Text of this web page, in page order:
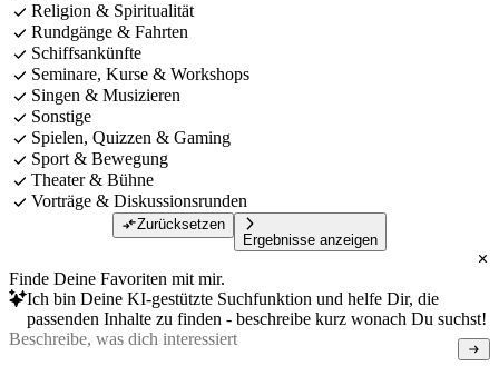
Religion & Spiritualität
Rundgänge & Fahrten
Schiffsankünfte
Seminare, Kurse & Workshops
Singen & Musizieren
Sonstige
Spielen, Quizzen & Gaming
Sport & Bewegung
Theater & Bühne
Vorträge & Diskussionsrunden
Zurücksetzen
Ergebnisse anzeigen
Finde Deine Favoriten mit mir.
Ich bin Deine KI-gestützte Suchfunktion und helfe Dir, die
passenden Inhalte zu finden - beschreibe kurz wonach Du suchst!